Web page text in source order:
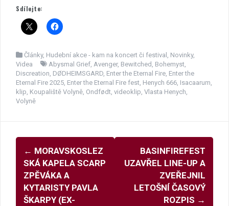
Sdílejte:
Články, Hudební akce - kam na koncert či festival Novinky,
Videa
Abysmal Grief Avenger, Bewitched Bohemyst
Discreation DØDHEIMSGARD Enter the Eternal Fire Enter the
Eternal Fire 2025 Enter the Eternal Fire fest Henych 666 Isacaarum
klip Koupaliště Volyně Ondfødt videoklip Vlasta Henych
Volyně
Navigace
pro
příspěvky
← MORAVSKOSLEZ
SKÁ KAPELA SCARP
ZPĚVÁKA A
KYTARISTY PAVLA
ŠKARPY (EX-
BASINFIREFEST
UZAVŘEL LINE-UP A
ZVEŘEJNIL
LETOŠNÍ ČASOVÝ
ROZPIS →